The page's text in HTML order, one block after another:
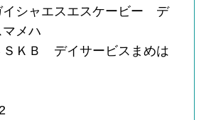
イシャエスエスケービー デ
メハ
ＳＫＢ デイサービスまめは